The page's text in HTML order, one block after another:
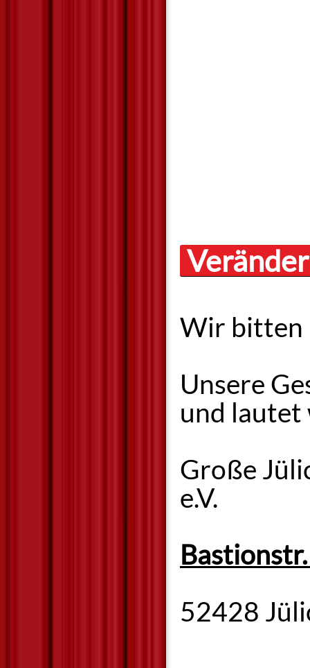
Wir bitten
Unsere
und lautet
Große
e.V.
52428